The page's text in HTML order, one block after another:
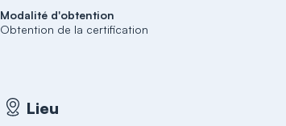
Modalité d'obtention
Obtention de la certification
Lieu